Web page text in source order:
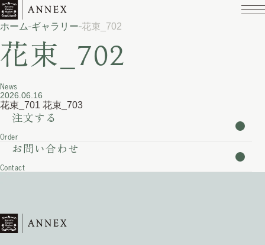
ホーム ギャラリー 花束_702
花束_702
News
2026.06.16
花束_701 花束_703
注文する
Order
お問い合わせ
Contact